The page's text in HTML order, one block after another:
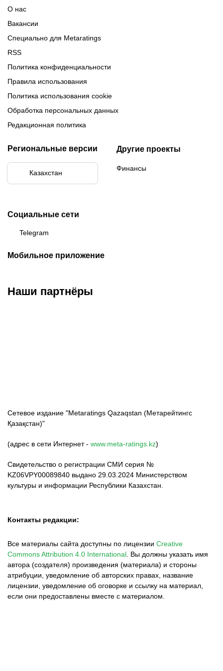
О нас
Вакансии
Специально для Metaratings
RSS
Политика конфиденциальности
Правила использования
Политика использования cookie
Обработка персональных данных
Редакционная политика
Региональные версии
Казахстан
Другие проекты
Финансы
Социальные сети
Telegram
Мобильное приложение
Наши партнёры
Сетевое издание "Metaratings Qazaqstan (Метарейтингс
Қазақстан)"
(адрес в сети Интернет - www.meta-ratings.kz)
Свидетельство о регистрации СМИ серия №
KZ06VPY00089840 выдано 29.03.2024 Министерством
культуры и информации Республики Казахстан.
Контакты редакции:
Все материалы сайта доступны по лицензии Creative
Commons Attribution 4.0 International. Вы должны указать имя
автора (создателя) произведения (материала) и стороны
атрибуции, уведомление об авторских правах, название
лицензии, уведомление об оговорке и ссылку на материал,
если они предоставлены вместе с материалом.